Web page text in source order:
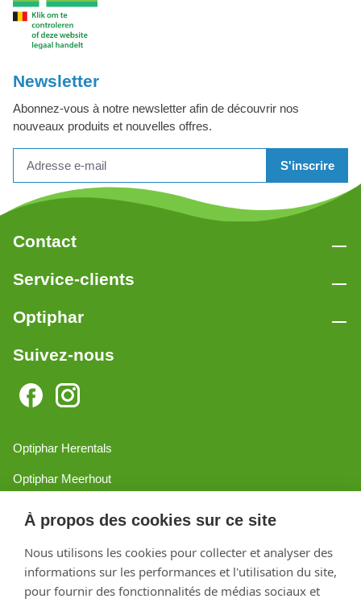
À propos des cookies sur ce site
Nous utilisons les cookies pour collecter et analyser des
informations sur les performances et l'utilisation du site,
pour fournir des fonctionnalités de médias sociaux et
Newsletter
Abonnez-vous à notre newsletter afin de découvrir nos
nouveaux produits et nouvelles offres.
S'inscrire
Contact
Service-clients
Optiphar
Suivez-nous
Optiphar Herentals
Optiphar Meerhout
Optiphar Geel - Dr. van de Perrestraat
Optiphar Turnhout